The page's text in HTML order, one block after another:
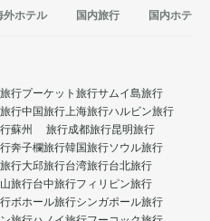
外ホテル 国内旅行 国内ホテル
行プーケット旅行サムイ島旅行
行中国旅行上海旅行ハルビン旅行
蘇州 旅行成都旅行昆明旅行
奔子欄旅行韓国旅行ソウル旅行
行大邱旅行台湾旅行台北旅行
旅行台中旅行フィリピン旅行
ボホール旅行シンガポール旅行